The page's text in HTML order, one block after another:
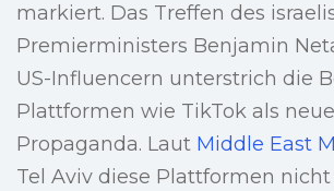
markiert. Das Treffen des
Premierministers Benjamin
US-Influencern unterstrich die
Plattformen wie TikTok als
Propaganda. Laut Middle East
Tel Aviv diese Plattformen